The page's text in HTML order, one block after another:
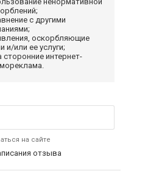
с другими
оскорбляющие
и/или ее услуги;
интернет-
на сайте
отзыва